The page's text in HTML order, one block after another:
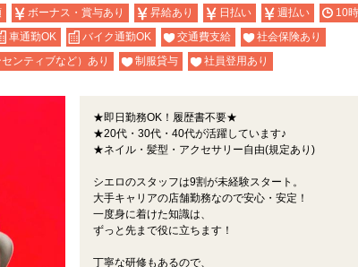
ボーナス・賞与あり 昇給あり 日払い 週払い
10
車通勤OK バイク通勤OK 交通費支給
社会保険あり
ンティブなど）あり 制服貸与 社員登用あり
★即日勤務OK！履歴書不要★
★20代・30代・40代が活躍しています♪
★ネイル・髪型・アクセサリー自由(規定あり)
シエロのスタッフは9割が未経験スタート。
大手キャリアの店舗勤務なので安心・安定！
一度身に着けた知識は、
ずっと先まで役に立ちます！
丁寧な研修もあるので、